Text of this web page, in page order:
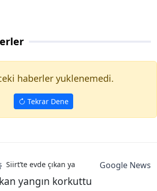
haberler yuklenemedi.
Tekrar Dene
Siirt’te evde çıkan yangın korkuttuGoogle News
yangın korkuttu